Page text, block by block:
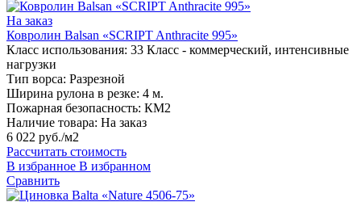
На заказ
Ковролин Balsan «SCRIPT Anthracite 995»
Класс использования: 33 Класс - коммерческий, интенсивные
нагрузки
Тип ворса: Разрезной
Ширина рулона в резке: 4 м.
Пожарная безопасность: КМ2
Наличие товара: На заказ
6 022 руб./м2
Рассчитать стоимость
В избранное В избранном
Сравнить